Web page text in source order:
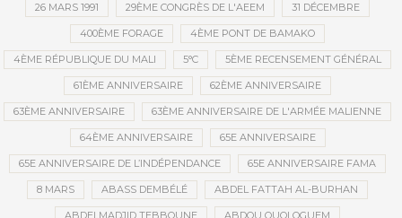
26 MARS 1991 29ÈME CONGRÈS DE L'AEEM 31 DÉCEMBRE
400ÈME FORAGE 4ÈME PONT DE BAMAKO
4ÈME RÉPUBLIQUE DU MALI 5°C 5ÈME RECENSEMENT GÉNÉRAL
61ÈME ANNIVERSAIRE 62ÈME ANNIVERSAIRE
63ÈME ANNIVERSAIRE 63ÈME ANNIVERSAIRE DE L'ARMÉE MALIENNE
64ÈME ANNIVERSAIRE 65E ANNIVERSAIRE
65E ANNIVERSAIRE DE L’INDÉPENDANCE 65E ANNIVERSAIRE FAMA
8 MARS ABASS DEMBÉLÉ ABDEL FATTAH AL-BURHAN
ABDELMADJID TEBBOUNE ABDOU OUOLOGUEM